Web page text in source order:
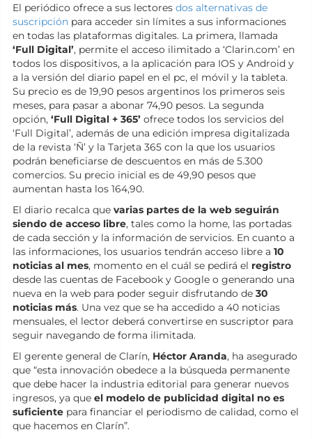
El periódico ofrece a sus lectores dos alternativas de
suscripción para acceder sin límites a sus informaciones
en todas las plataformas digitales. La primera, llamada
‘Full Digital’, permite el acceso ilimitado a ‘Clarin.com’ en
todos los dispositivos, a la aplicación para IOS y Android y
a la versión del diario papel en el pc, el móvil y la tableta.
Su precio es de 19,90 pesos argentinos los primeros seis
meses, para pasar a abonar 74,90 pesos. La segunda
opción, ‘Full Digital + 365’ ofrece todos los servicios del
‘Full Digital’, además de una edición impresa digitalizada
de la revista ‘Ñ’ y la Tarjeta 365 con la que los usuarios
podrán beneficiarse de descuentos en más de 5.300
comercios. Su precio inicial es de 49,90 pesos que
aumentan hasta los 164,90.
El diario recalca que varias partes de la web seguirán
siendo de acceso libre, tales como la home, las portadas
de cada sección y la información de servicios. En cuanto a
las informaciones, los usuarios tendrán acceso libre a 10
noticias al mes, momento en el cuál se pedirá el registro
desde las cuentas de Facebook y Google o generando una
nueva en la web para poder seguir disfrutando de 30
noticias más. Una vez que se ha accedido a 40 noticias
mensuales, el lector deberá convertirse en suscriptor para
seguir navegando de forma ilimitada.
El gerente general de Clarín, Héctor Aranda, ha asegurado
que “esta innovación obedece a la búsqueda permanente
que debe hacer la industria editorial para generar nuevos
ingresos, ya que el modelo de publicidad digital no es
suficiente para financiar el periodismo de calidad, como el
que hacemos en Clarín”.